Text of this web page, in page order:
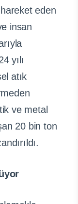
eden
insan
yılı
atık
ve metal
20 bin ton